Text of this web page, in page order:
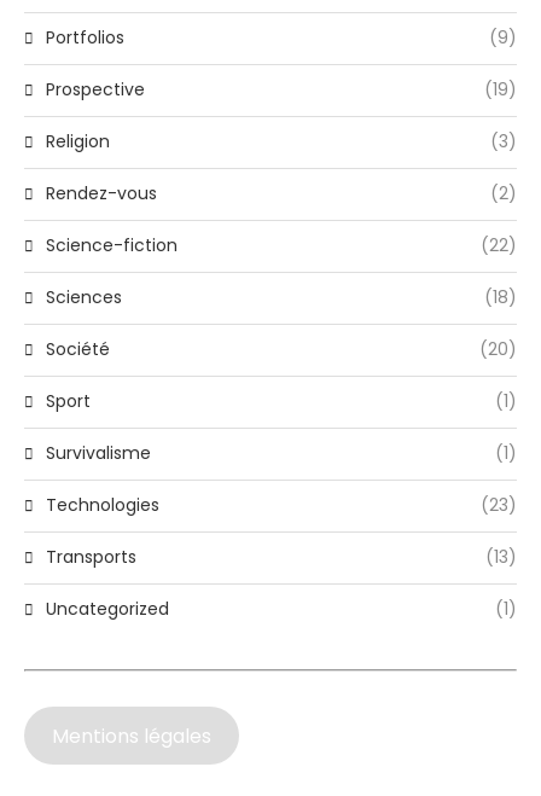
Portfolios (9)
Prospective (19)
Religion (3)
Rendez-vous (2)
Science-fiction (22)
Sciences (18)
Société (20)
Sport (1)
Survivalisme (1)
Technologies (23)
Transports (13)
Uncategorized (1)
Mentions légales